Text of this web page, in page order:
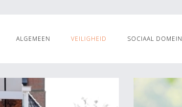
ALGEMEEN VEILIGHEID SOCIAAL DOMEIN